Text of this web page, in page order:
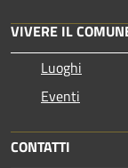
VIVERE IL
Luoghi
Eventi
CONTATTI